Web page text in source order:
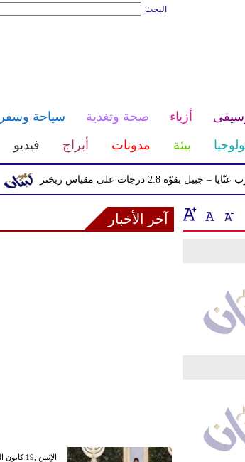
البحث
أزياء صحة وتغذية سياحة وسفر
بيئة مدونات أبراج فيديو
2.8 درجات على مقياس ريختر
آخر الأخبار
GMT 18:07 2026 الإثنين ,19 كانون الثاني / يناير